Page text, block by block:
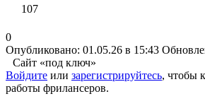
107
0
Опубликовано: 01.05.26 в 15:43
Сайт «под ключ»
Войдите или зарегистрируйтесь, чтобы
работы фрилансеров.